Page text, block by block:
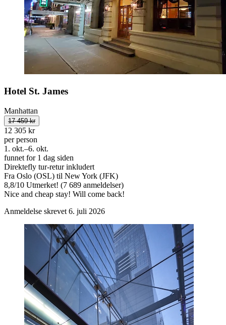
Hotel St. James
Manhattan
17 459 kr
12 305 kr
per person
1. okt.–6. okt.
funnet for 1 dag siden
Direktefly tur-retur inkludert
Fra Oslo (OSL) til New York (JFK)
8,8/10 Utmerket! (7 689 anmeldelser)
Nice and cheap stay! Will come back!
Anmeldelse skrevet 6. juli 2026